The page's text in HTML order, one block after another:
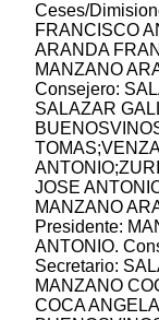
Ceses/
FRANCISCO
ARANDA
MANZANO
Consejero:
SALAZAR
JOSE
MANZANO
Presidente:
ANTONIO.
Secretario:
MANZANO
COCA